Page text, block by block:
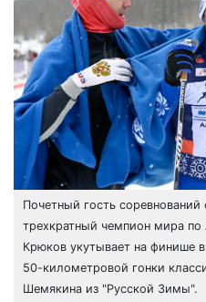
Почетный гость
трехкратный чемпион мира
Крюков укутывает на финише
50-километровой гонки
Шемякина из "Русской Зимы".